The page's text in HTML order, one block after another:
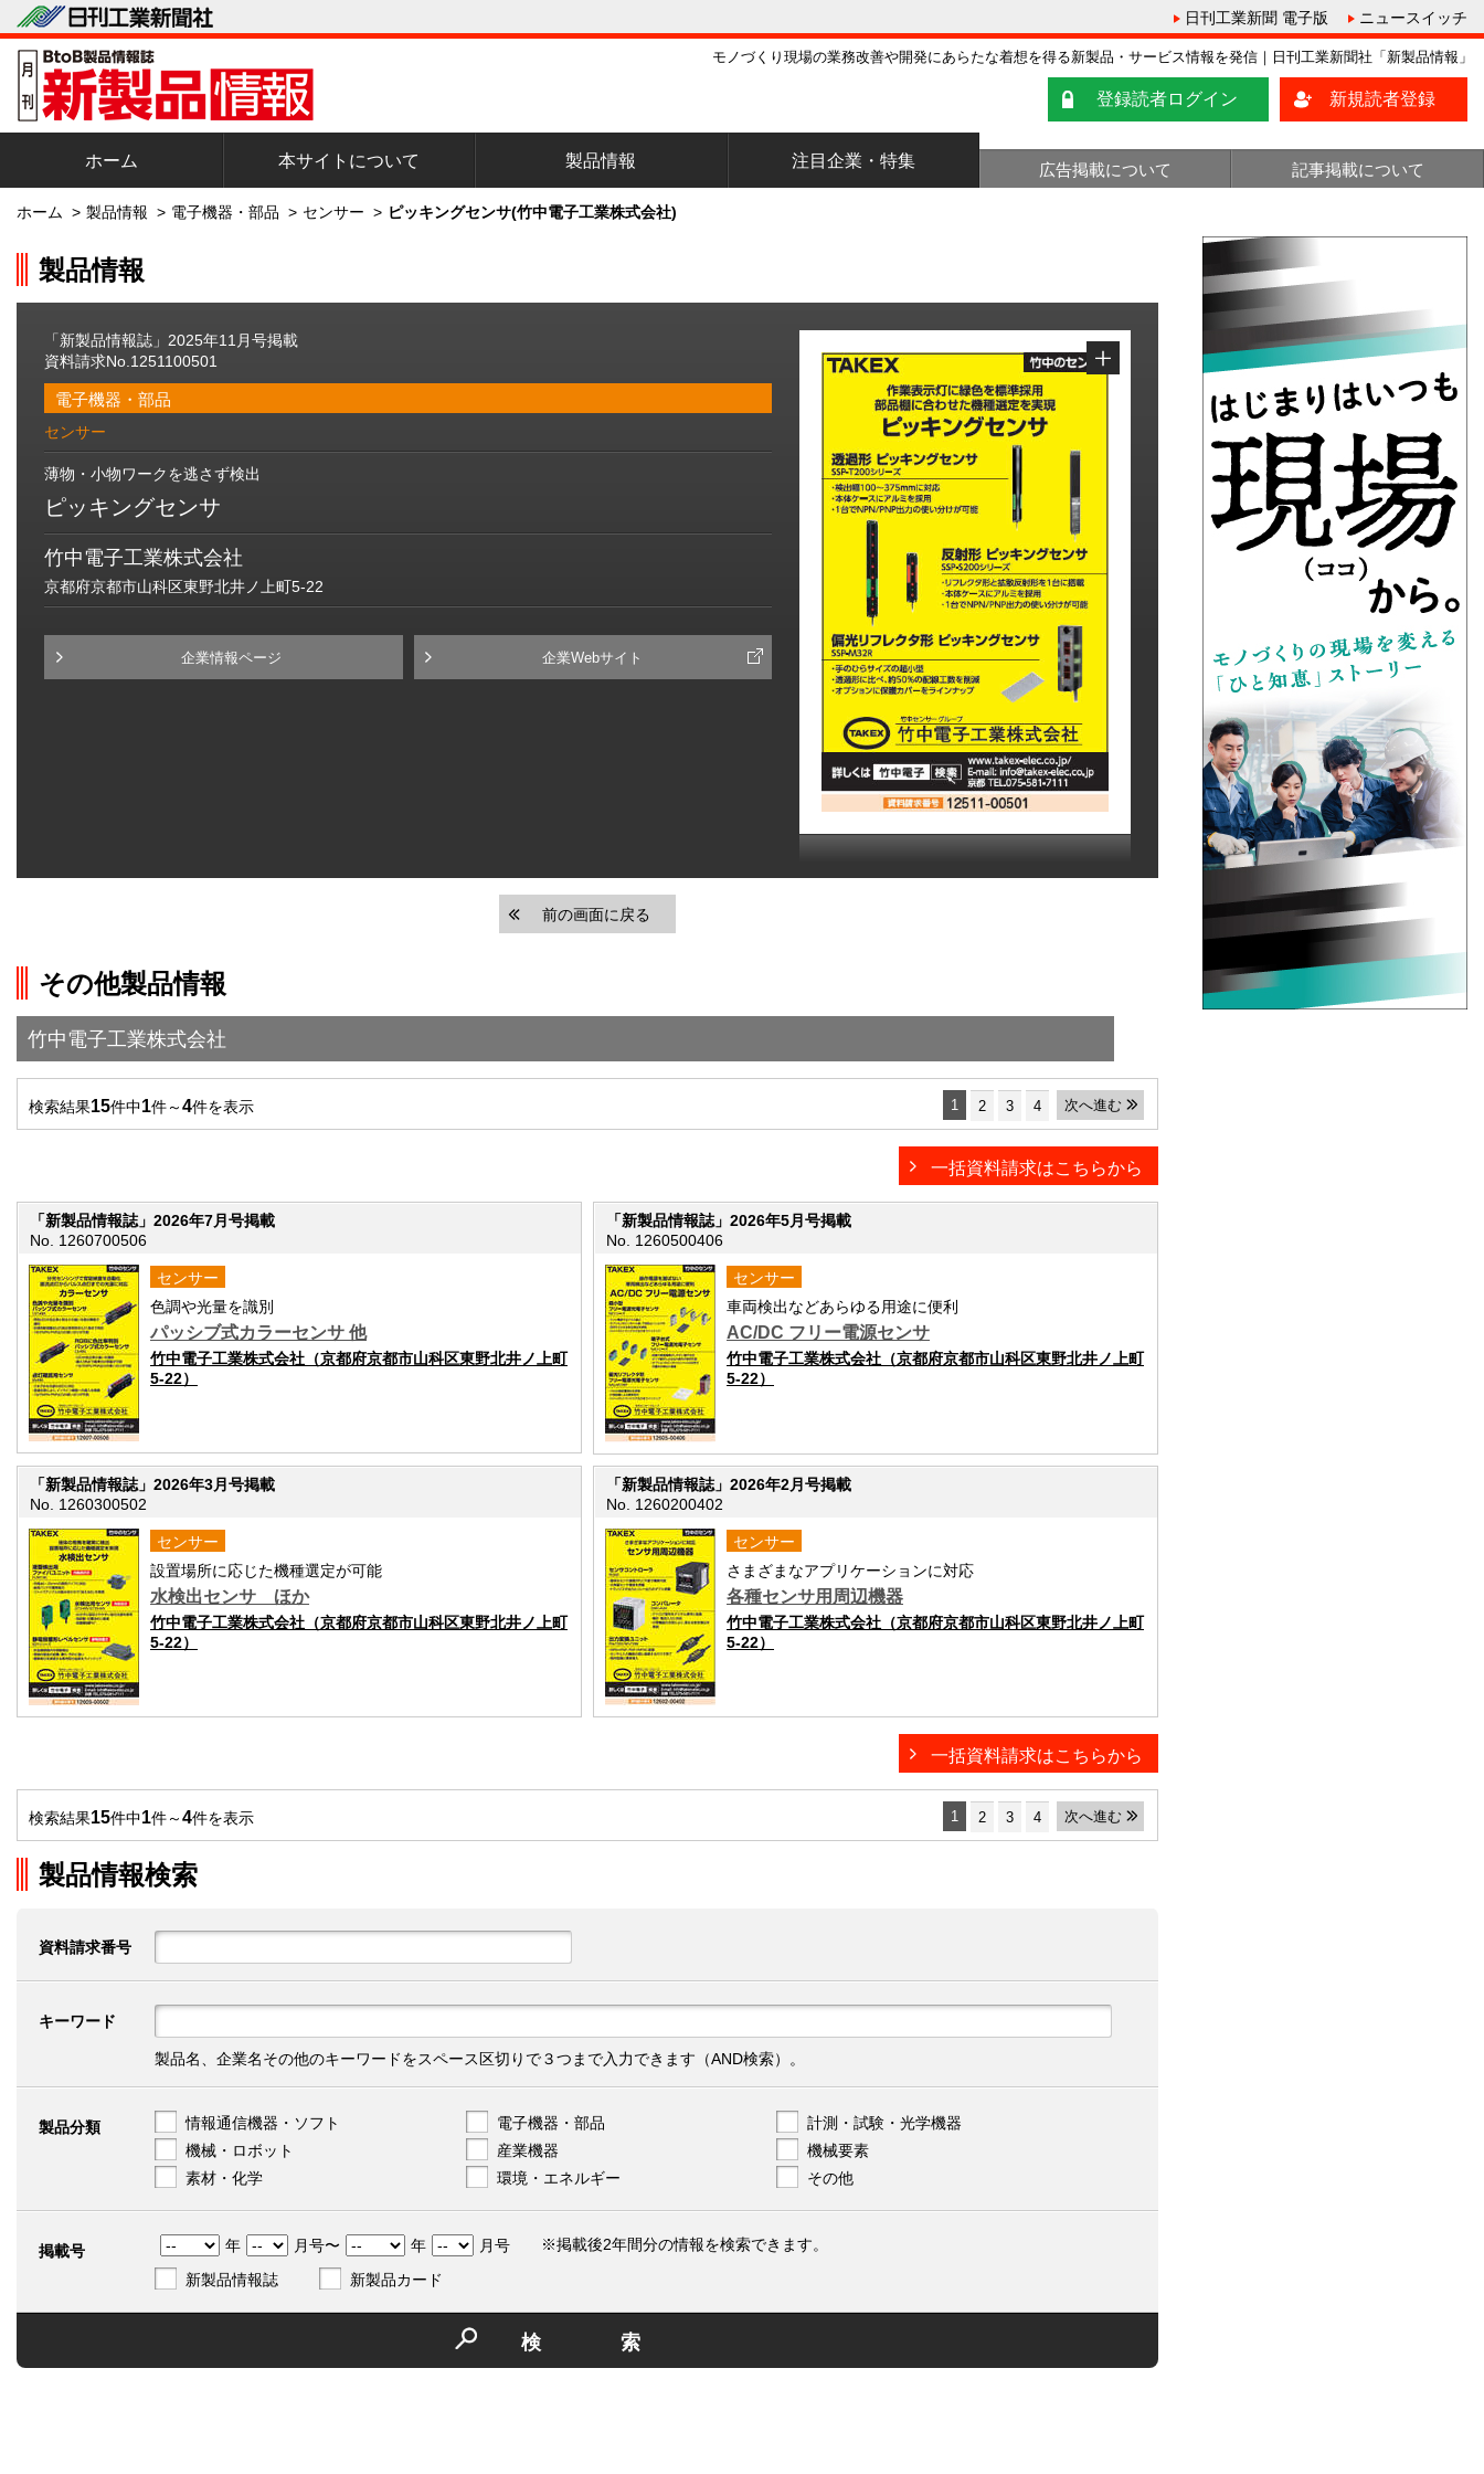
日刊工業新聞 電子版 ニュースイッチ
モノづくり現場の業務改善や開発にあらたな着想を得る新製品・サービス情報を発信｜日刊工業新聞社「新製品情報」
登録読者ログイン 新規読者登録
ホーム 本サイトについて 製品情報 注目企業・特集 広告掲載について 記事掲載について
ホーム > 製品情報 > 電子機器・部品 > センサー > ピッキングセンサ(竹中電子工業株式会社)
製品情報
「新製品情報誌」2025年11月号掲載
資料請求No.1251100501
電子機器・部品
センサー
薄物・小物ワークを逃さず検出
ピッキングセンサ
竹中電子工業株式会社
京都府京都市山科区東野北井ノ上町5-22
企業情報ページ 企業Webサイト
前の画面に戻る
その他製品情報
竹中電子工業株式会社
検索結果15件中1件～4件を表示 1 2 3 4 次へ進む
一括資料請求はこちらから
「新製品情報誌」2026年7月号掲載
No. 1260700506
センサー
色調や光量を識別
パッシブ式カラーセンサ 他
竹中電子工業株式会社（京都府京都市山科区東野北井ノ上町
5-22）
「新製品情報誌」2026年5月号掲載
No. 1260500406
センサー
車両検出などあらゆる用途に便利
AC/DC フリー電源センサ
竹中電子工業株式会社（京都府京都市山科区東野北井ノ上町
5-22）
「新製品情報誌」2026年3月号掲載
No. 1260300502
センサー
設置場所に応じた機種選定が可能
水検出センサ ほか
竹中電子工業株式会社（京都府京都市山科区東野北井ノ上町
5-22）
「新製品情報誌」2026年2月号掲載
No. 1260200402
センサー
さまざまなアプリケーションに対応
各種センサ用周辺機器
竹中電子工業株式会社（京都府京都市山科区東野北井ノ上町
5-22）
一括資料請求はこちらから
検索結果15件中1件～4件を表示 1 2 3 4 次へ進む
製品情報検索
資料請求番号
キーワード
製品名、企業名その他のキーワードをスペース区切りで３つまで入力できます（AND検索）。
製品分類 情報通信機器・ソフト 電子機器・部品
計測・試験・光学機器
機械・ロボット
産業機器
機械要素
素材・化学
環境・エネルギー その他
掲載号 年 月号〜 年
月号
新製品情報誌
新製品カード
※掲載後2年間分の情報を検索できます。
検索